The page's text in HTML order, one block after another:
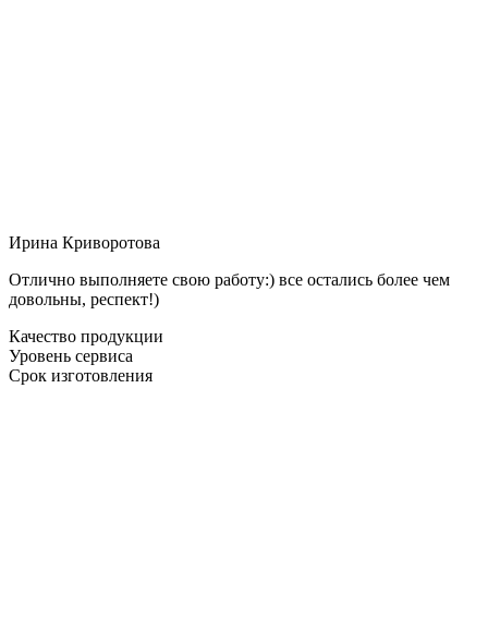
Ирина Криворотова
Отлично выполняете свою работу:) все остались более чем
довольны, респект!)
Качество продукции
Уровень сервиса
Срок изготовления